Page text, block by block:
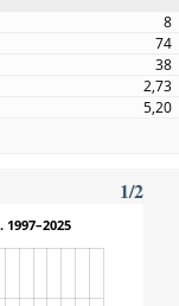
8
74
38
2,73
5,20